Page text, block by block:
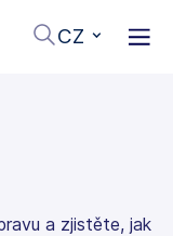
CZ
a zjistěte, jak